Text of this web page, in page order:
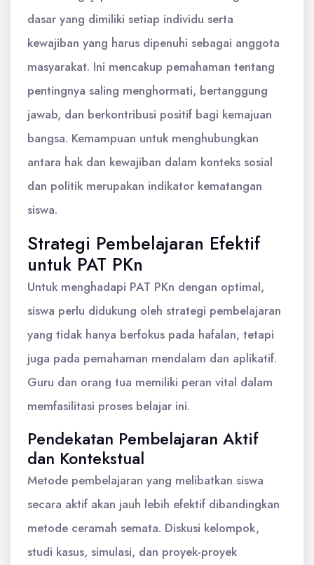
dasar yang dimiliki setiap individu serta
kewajiban yang harus dipenuhi sebagai anggota
masyarakat. Ini mencakup pemahaman tentang
pentingnya saling menghormati, bertanggung
jawab, dan berkontribusi positif bagi kemajuan
bangsa. Kemampuan untuk menghubungkan
antara hak dan kewajiban dalam konteks sosial
dan politik merupakan indikator kematangan
siswa.
Strategi Pembelajaran Efektif
untuk PAT PKn
Untuk menghadapi PAT PKn dengan optimal,
siswa perlu didukung oleh strategi pembelajaran
yang tidak hanya berfokus pada hafalan, tetapi
juga pada pemahaman mendalam dan aplikatif.
Guru dan orang tua memiliki peran vital dalam
memfasilitasi proses belajar ini.
Pendekatan Pembelajaran Aktif
dan Kontekstual
Metode pembelajaran yang melibatkan siswa
secara aktif akan jauh lebih efektif dibandingkan
metode ceramah semata. Diskusi kelompok,
studi kasus, simulasi, dan proyek-proyek